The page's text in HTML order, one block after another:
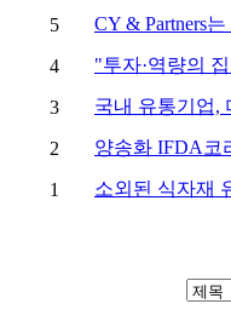
5 CY & Partners
4 "투자·역량의
3 국내 유통기업,
2 양송화 IFDA코
1 소외된 식자재